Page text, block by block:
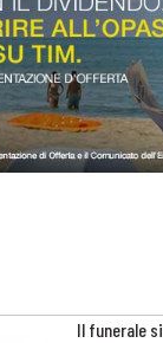
Il funerale